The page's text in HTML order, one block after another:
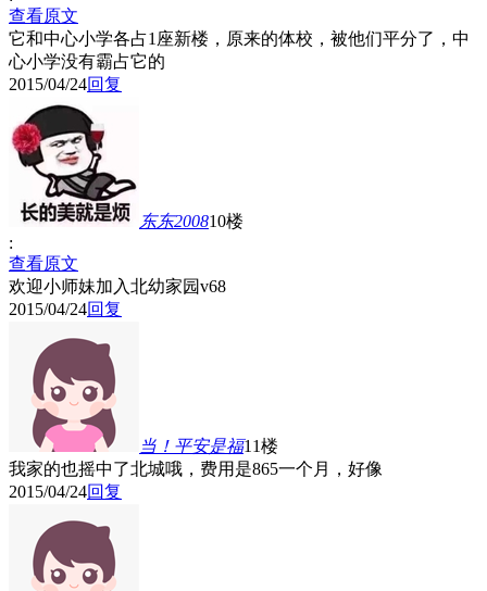
查看原文
它和中心小学各占1座新楼，原来的体校，被他们平分了，中
心小学没有霸占它的
2015/04/24回复
东东200810楼
:
查看原文
欢迎小师妹加入北幼家园v68
2015/04/24回复
当！平安是福11楼
我家的也摇中了北城哦，费用是865一个月，好像
2015/04/24回复